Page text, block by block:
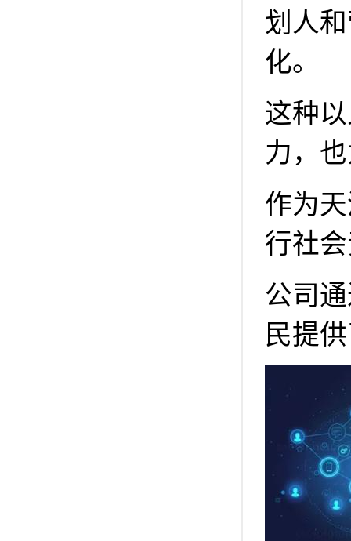
划人
化。
这种
力，
作为
行社
公司
民提